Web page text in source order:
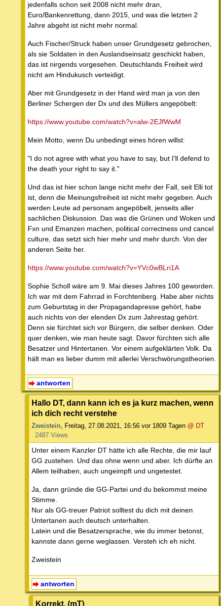
jedenfalls schon seit 2008 nicht mehr dran,
Euro/Bankenrettung, dann 2015, und was die letzten 2
Jahre abgeht ist nicht mehr normal.
Auch Fischer/Struck haben unser Grundgesetz gebrochen,
als sie Soldaten in den Auslandseinsatz geschickt haben,
das ist nirgends vorgesehen. Deutschlands Freiheit wird
nicht am Hindukusch verteidigt.
Aber mit Grundgesetz in der Hand wird man ja von den
Berliner Schergen der Dx und des Müllers angepöbelt:
https://www.youtube.com/watch?v=alw-2EJfWwM
Mein Motto, wenn Du unbedingt eines hören willst:
"I do not agree with what you have to say, but I'll defend to
the death your right to say it."
Und das ist hier schon lange nicht mehr der Fall, seit Elli tot
ist, denn die Meinungsfreiheit ist nicht mehr gegeben. Auch
werden Leute ad personam angepöbelt, jenseits aller
sachlichen Diskussion. Das was die Grünen und Woken und
Fxn und Emanzen machen, political correctness und cancel
culture, das setzt sich hier mehr und mehr durch. Von der
anderen Seite her.
https://www.youtube.com/watch?v=YVc0wBLri1A
Sophie Scholl wäre am 9. Mai dieses Jahres 100 geworden.
Ich war mit dem Fahrrad in Forchtenberg. Habe aber nichts
zum Geburtstag in der Propagandapresse gehört, habe
auch nichts von der elenden Dx zum Jahrestag gehört.
Denn sie fürchtet sich vor Bürgern, die selber denken. Oder
quer denken, wie man heute sagt. Davor fürchten sich alle
Besatzer und Hintertanen. Vor einem aufgeklärten Volk. Da
hält man es lieber dumm mit allerlei Verschwörungstheorien.
antworten
Hallo DT, dann kann ich es ja kurz machen, wenn
ich dich recht verstehe
Zweistein Freitag, 27.08.2021, 16:56 vor 1809 Tagen @ DT
2487 Views
Unter einem Kanzler DT hätte ich alle Rechte, die mir lauf
GG zustehen. Und das ohne wenn und aber. Ich dürfte an
Allem teilhaben, auch ungeimpft und ungetestet.
Ja, dann gründe die GG-Partei und du bekommst meine
Stimme.
Nur als GG-treuer Patriot solltest du dich mit deinen
Untertanen auch deutsch unterhalten.
Latein und die Besatzersprache, wie du immer betonst,
kannste dann gerne weglassen. Versteh ich eh nicht.
Zweistein
antworten
Korrekt. (mT)